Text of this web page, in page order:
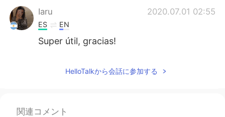
Iaru 2020.07.01 02:55
ES EN
Super útil, gracias!
HelloTalkから会話に参加する
関連コメント